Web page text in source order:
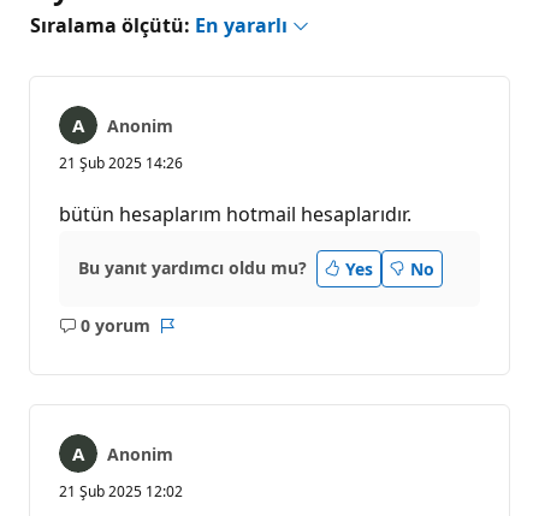
Sıralama ölçütü: En yararlı
Anonim
21 Şub 2025 14:26
bütün hesaplarım hotmail hesaplarıdır.
Bu yanıt yardımcı oldu mu? Yes No
0 yorum
Açıklama
Anonim
21 Şub 2025 12:02